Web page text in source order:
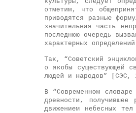
отметим, что
приводятся разные
значительная часть
последнюю очередь
характерных
Так, “Советский
о якобы существующей
людей и народов”
В “Современном
древности,
движением небесных